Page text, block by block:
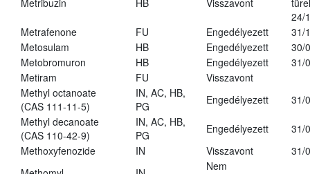
Metribuzin HB Visszavont
24/
Metrafenone
FU Engedélyezett
31/
Metosulam
HB Engedélyezett
30/
Metobromuron
HB Engedélyezett
31/
Metiram
FU
Visszavont
Methyl octanoate
(CAS 111-11-5)
IN, AC, HB,
PG
Engedélyezett
31/
Methyl decanoate
(CAS 110-42-9)
IN, AC, HB,
PG
Engedélyezett
31/
Methoxyfenozide
IN Visszavont
31/
Nem